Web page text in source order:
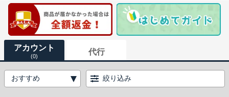
アカウント
(0) 代行
絞り込み